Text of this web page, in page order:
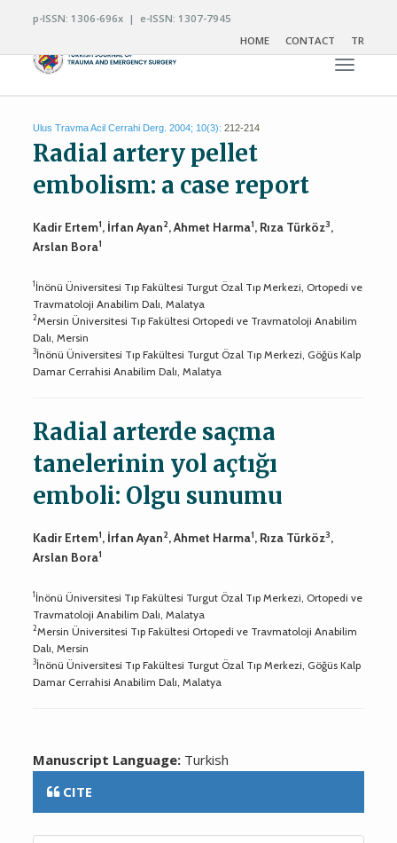
p-ISSN: 1306-696x | e-ISSN: 1307-7945
HOME
CONTACT TR
Toggle
Ulus Travma Acil Cerrahi Derg. 2004; 10(3): 212-214
Radial artery pellet
embolism: a case report
Kadir Ertem1, İrfan Ayan2, Ahmet Harma1, Rıza Türköz3,
Arslan Bora1
1İnönü Üniversitesi Tıp Fakültesi Turgut Özal Tıp Merkezi, Ortopedi ve
Travmatoloji Anabilim Dalı, Malatya
2Mersin Üniversitesi Tıp Fakültesi Ortopedi ve Travmatoloji Anabilim
Dalı, Mersin
3İnönü Üniversitesi Tıp Fakültesi Turgut Özal Tıp Merkezi, Göğüs Kalp
Damar Cerrahisi Anabilim Dalı, Malatya
Radial arterde saçma
tanelerinin yol açtığı
emboli: Olgu sunumu
Kadir Ertem1, İrfan Ayan2, Ahmet Harma1, Rıza Türköz3,
Arslan Bora1
1İnönü Üniversitesi Tıp Fakültesi Turgut Özal Tıp Merkezi, Ortopedi ve
Travmatoloji Anabilim Dalı, Malatya
2Mersin Üniversitesi Tıp Fakültesi Ortopedi ve Travmatoloji Anabilim
Dalı, Mersin
3İnönü Üniversitesi Tıp Fakültesi Turgut Özal Tıp Merkezi, Göğüs Kalp
Damar Cerrahisi Anabilim Dalı, Malatya
Manuscript Language: Turkish
CITE